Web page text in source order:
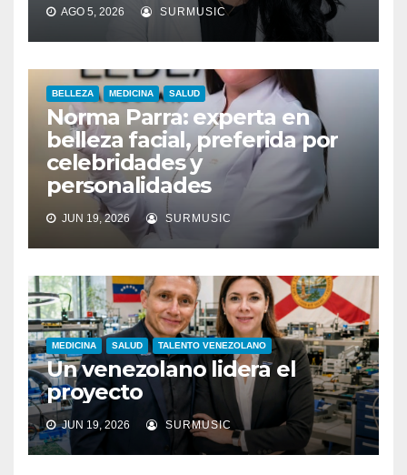
AGO 5, 2026 SURMUSIC
BELLEZA MEDICINA SALUD
Norma Parra: experta en
belleza facial, preferida por
celebridades y
personalidades
JUN 19, 2026 SURMUSIC
MEDICINA SALUD TALENTO VENEZOLANO
Un venezolano lidera el
proyecto
JUN 19, 2026 SURMUSIC